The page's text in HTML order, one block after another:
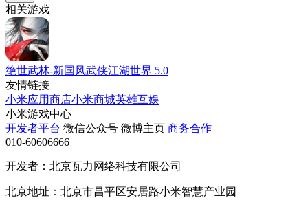
相关游戏
绝世武林-新国风武侠江湖世界 5.0
友情链接
小米应用商店小米商城英雄互娱
小米游戏中心
开发者平台 微信公众号 微博主页 商务合作
010-60606666
开发者：北京瓦力网络科技有限公司
北京地址：北京市昌平区安居路小米智慧产业园